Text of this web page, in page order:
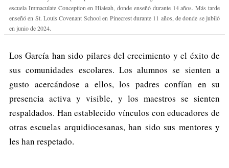
escuela Immaculate Conception en Hialeah, donde enseñó durante 14 años. Más tarde
enseñó en St. Louis Covenant School en Pinecrest durante 11 años, de donde se jubiló
en junio de 2024.
Los García han sido pilares del crecimiento y el éxito de
sus comunidades escolares. Los alumnos se sienten a
gusto acercándose a ellos, los padres confían en su
presencia activa y visible, y los maestros se sienten
respaldados. Han establecido vínculos con educadores de
otras escuelas arquidiocesanas, han sido sus mentores y
les han respetado.